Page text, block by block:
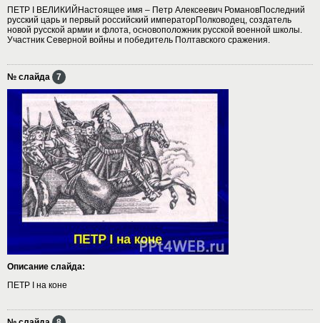
ПЕТР I ВЕЛИКИЙНастоящее имя – Петр Алексеевич РомановПоследний
русский царь и первый российский императорПолководец, создатель
новой русской армии и флота, основоположник русской военной школы.
Участник Северной войны и победитель Полтавского сражения.
№ слайда 7
Описание слайда:
ПЕТР I на коне